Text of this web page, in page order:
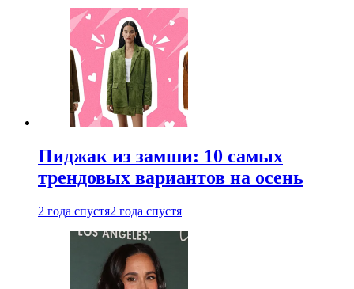
Пиджак из замши: 10 самых
трендовых вариантов на осень
2 года спустя2 года спустя